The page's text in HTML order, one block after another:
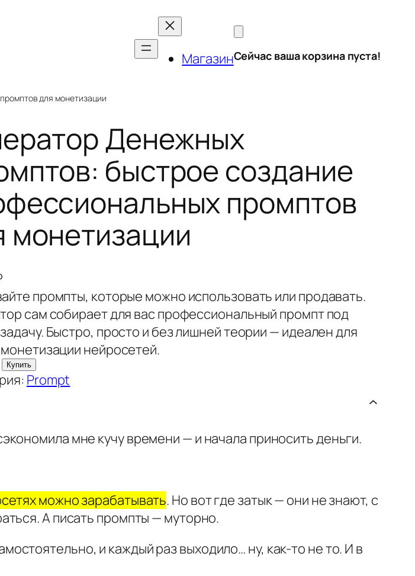
МагазинСейчас ваша корзина пуста!
для монетизации
Денежных
быстрое создание
промптов
монетизации
промпты, которые можно использовать или продавать.
сам собирает для вас профессиональный промпт под
Быстро, просто и без лишней теории — идеален для
нейросетей.
Купить
Prompt
мне кучу времени — и начала приносить деньги.
можно зарабатывать. Но вот где затык — они не знают, с
А писать промпты — муторно.
и каждый раз выходило… ну, как-то не то. И в